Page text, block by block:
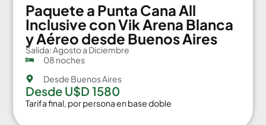
Paquete a Punta Cana All
Inclusive con Vik Arena Blanca
y Aéreo desde Buenos Aires
Salida: Agosto a Diciembre
08 noches
Desde Buenos Aires
Desde U$D 1580
Tarifa final, por persona en base doble